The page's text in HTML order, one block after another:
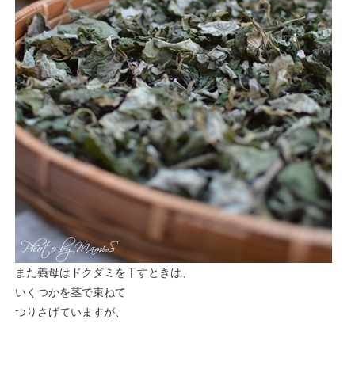
また義母はドクダミを干すときは、
いくつかを茎で束ねて
つりさげていますが、